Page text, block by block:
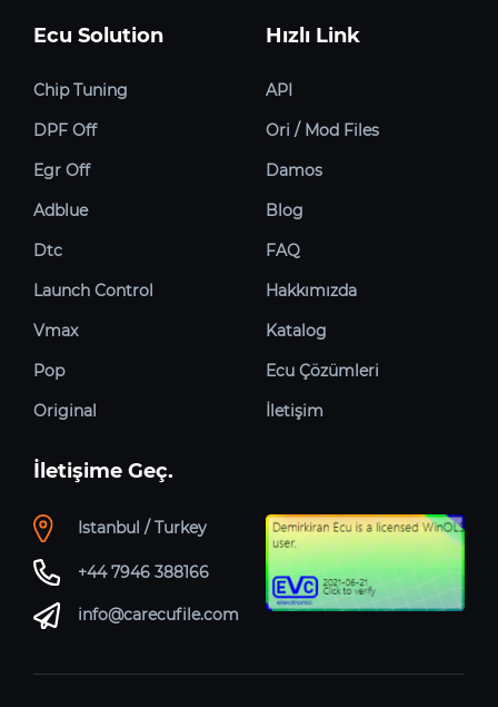
Ecu Solution
Chip Tuning
DPF Off
Egr Off
Adblue
Dtc
Launch Control
Vmax
Pop
Original
Hızlı Link
API
Ori / Mod Files
Damos
Blog
FAQ
Hakkımızda
Katalog
Ecu Çözümleri
İletişim
İletişime Geç.
Istanbul / Turkey
+44 7946 388166
info@carecufile.com